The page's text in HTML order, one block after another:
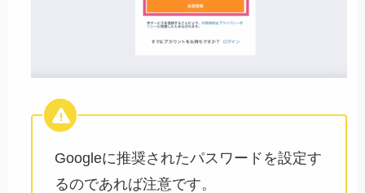
Googleに推奨されたパスワードを設定す
るのであれば注意です。